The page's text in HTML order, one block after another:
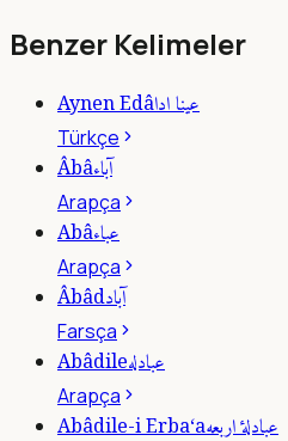
Benzer Kelimeler
Aynen Edâعينا ادا
Türkçe
Âbâآباء
Arapça
Abâعباء
Arapça
Âbâdآباد
Farsça
Abâdileعبادله
Arapça
Abâdile-i Erba‘aعبادلۀ اربعه